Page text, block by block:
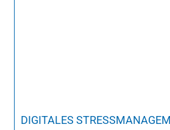
DIGITALES